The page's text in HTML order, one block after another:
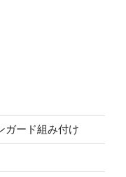
ガード組み付け